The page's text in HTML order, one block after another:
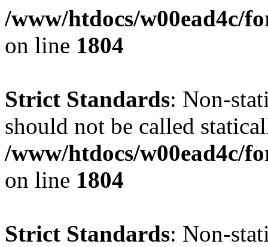
/www/htdocs/w00ead4c/
on line 1804
Strict Standards: Non-
should not be called
/www/htdocs/w00ead4c/
on line 1804
Strict Standards: Non-